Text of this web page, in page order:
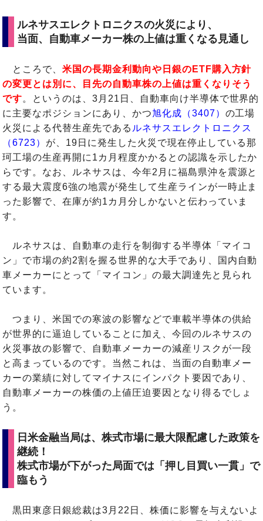
ルネサスエレクトロニクスの火災により、
当面、自動車メーカー株の上値は重くなる見通し
ところで、米国の長期金利動向や日銀のETF購入方針
の変更とは別に、目先の自動車株の上値は重くなりそう
です。というのは、3月21日、自動車向け半導体で世界的
に主要なポジションにあり、かつ旭化成（3407） の工場
火災による代替生産先である ルネサスエレクトロニクス
（6723） が、19日に発生した火災で現在停止している那
珂工場の生産再開に1カ月程度かかるとの認識を示したか
らです。なお、ルネサスは、今年2月に福島県沖を震源と
する最大震度6強の地震が発生して生産ラインが一時止ま
った影響で、在庫が約1カ月分しかないと伝わっていま
す。
ルネサスは、自動車の走行を制御する半導体「マイコ
ン」で市場の約2割を握る世界的な大手であり、国内自動
車メーカーにとって「マイコン」の最大調達先と見られ
ています。
つまり、米国での寒波の影響などで車載半導体の供給
が世界的に逼迫していることに加え、今回のルネサスの
火災事故の影響で、自動車メーカーの減産リスクが一段
と高まっているのです。当然これは、当面の自動車メー
カーの業績に対してマイナスにインパクト要因であり、
自動車メーカーの株価の上値圧迫要因となり得るでしょ
う。
日米金融当局は、株式市場に最大限配慮した政策を
継続！
株式市場が下がった局面では「押し目買い一貫」で
臨もう
黒田東彦日銀総裁は3月22日、株価に影響を与えないよ